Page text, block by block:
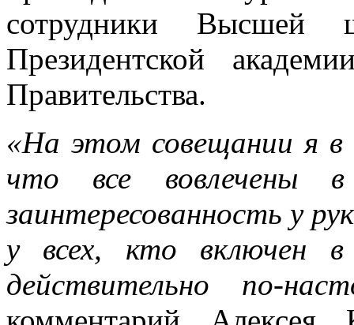
сотрудники Высшей
Президентской
Правительства.
«На этом совещании я в
что все вовлечены
заинтересованность у
у всех, кто включен
действительно по-